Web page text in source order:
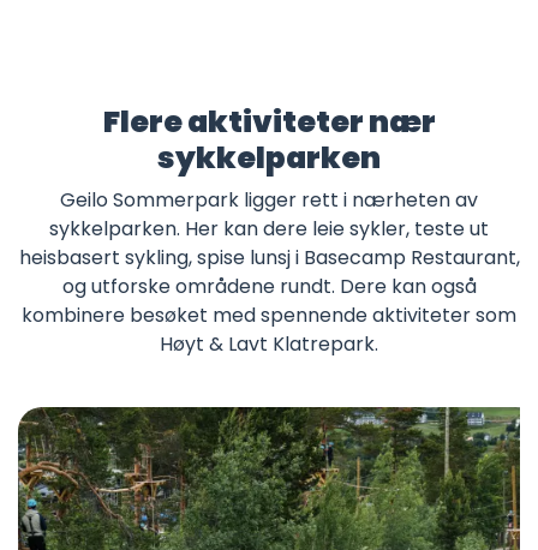
Flere aktiviteter nær
sykkelparken
Geilo Sommerpark ligger rett i nærheten av
sykkelparken. Her kan dere leie sykler, teste ut
heisbasert sykling, spise lunsj i Basecamp Restaurant,
og utforske områdene rundt. Dere kan også
kombinere besøket med spennende aktiviteter som
Høyt & Lavt Klatrepark.